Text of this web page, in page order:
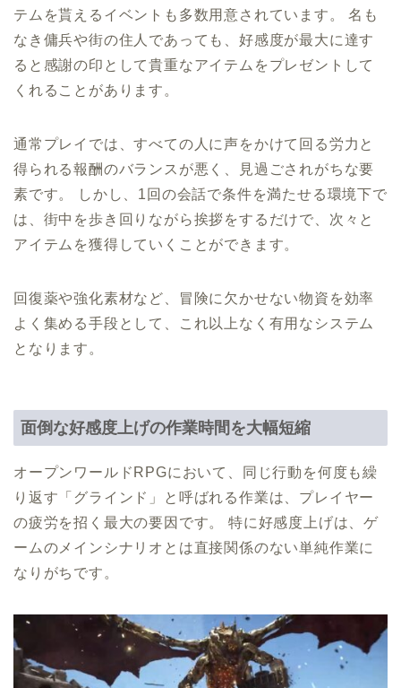
テムを貰えるイベントも多数用意されています。 名も
なき傭兵や街の住人であっても、好感度が最大に達す
ると感謝の印として貴重なアイテムをプレゼントして
くれることがあります。
通常プレイでは、すべての人に声をかけて回る労力と
得られる報酬のバランスが悪く、見過ごされがちな要
素です。 しかし、1回の会話で条件を満たせる環境下で
は、街中を歩き回りながら挨拶をするだけで、次々と
アイテムを獲得していくことができます。
回復薬や強化素材など、冒険に欠かせない物資を効率
よく集める手段として、これ以上なく有用なシステム
となります。
面倒な好感度上げの作業時間を大幅短縮
オープンワールドRPGにおいて、同じ行動を何度も繰
り返す「グラインド」と呼ばれる作業は、プレイヤー
の疲労を招く最大の要因です。 特に好感度上げは、ゲ
ームのメインシナリオとは直接関係のない単純作業に
なりがちです。